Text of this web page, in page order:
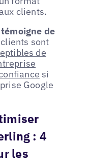
clients.
de
sont
de
si
Google
: 4
les